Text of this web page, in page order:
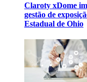
Claroty xDome
gestão de
Estadual de Ohio